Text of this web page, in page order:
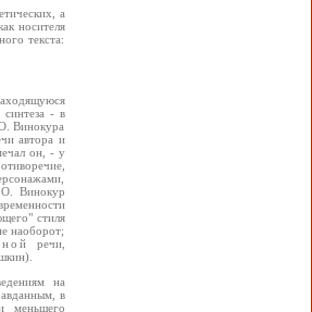
а
носителя
текста:
синтеза - в
Винокура
автора и
он, - у
Винокур
стиля
наоборот;
речи,
на
в
меньшего